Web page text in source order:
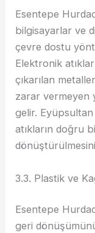
Esentepe
bilgisayarlar ve
çevre dostu
Elektronik
çıkarılan
zarar vermeyen
gelir.
atıkların doğru
3.3. Plastik ve
Esentepe
geri